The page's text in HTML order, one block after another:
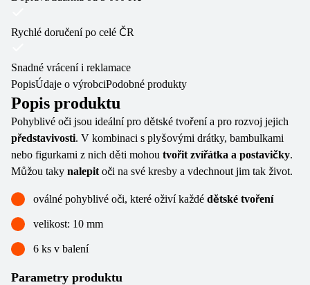
Rychlé doručení po celé ČR
Snadné vrácení i reklamace
PopisÚdaje o výrobciPodobné produkty
Popis produktu
Pohyblivé oči jsou ideální pro dětské tvoření a pro rozvoj jejich
představivosti. V kombinaci s plyšovými drátky, bambulkami
nebo figurkami z nich děti mohou tvořit zvířátka a postavičky.
Můžou taky nalepit oči na své kresby a vdechnout jim tak život.
oválné pohyblivé oči, které oživí každé dětské tvoření
velikost: 10 mm
6 ks v balení
Parametry produktu